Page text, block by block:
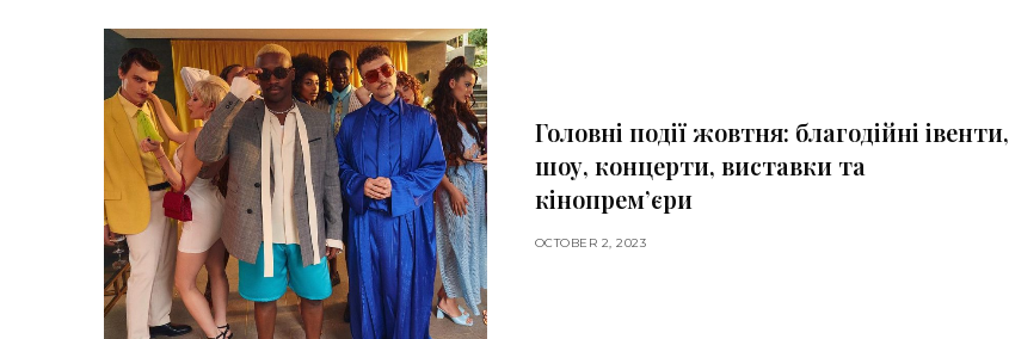
Головні події жовтня: благодійні івенти,
шоу, концерти, виставки та
кінопрем’єри
OCTOBER 2, 2023